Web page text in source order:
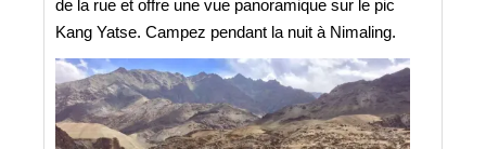
de la rue et offre une vue panoramique sur le pic
Kang Yatse. Campez pendant la nuit à Nimaling.